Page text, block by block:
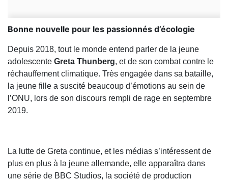
Bonne nouvelle pour les passionnés d’écologie
Depuis 2018, tout le monde entend parler de la jeune
adolescente Greta Thunberg, et de son combat contre le
réchauffement climatique. Très engagée dans sa bataille,
la jeune fille a suscité beaucoup d’émotions au sein de
l’ONU, lors de son discours rempli de rage en septembre
2019.
La lutte de Greta continue, et les médias s’intéressent de
plus en plus à la jeune allemande, elle apparaîtra dans
une série de BBC Studios, la société de production